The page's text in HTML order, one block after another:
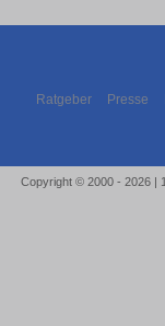
Ratgeber Presse
Copyright © 2000 - 2026 |